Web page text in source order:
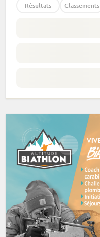
Résultats Classements